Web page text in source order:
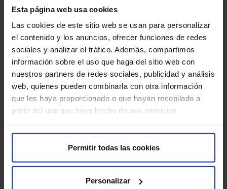
Esta página web usa cookies
Las cookies de este sitio web se usan para personalizar
el contenido y los anuncios, ofrecer funciones de redes
sociales y analizar el tráfico. Además, compartimos
información sobre el uso que haga del sitio web con
nuestros partners de redes sociales, publicidad y análisis
web, quienes pueden combinarla con otra información
que les haya proporcionado o que hayan recopilado a
partir del uso que haya hecho de sus servicios.
Permitir todas las cookies
Personalizar
desenvolupar-se nòduls subcutanis.
Obstrucció del catèter:
el catèter pot obstruir-se,
cosa que impedeix l’administració del medicament.
Problemes amb la bomba:poden ocórrer problemes
amb la bomba d’infusió, com l’esgotament de la
bateria o el mal funcionament del dispositiu.
efectes secundaris relacionats amb el medicament
que s’està administrant, com nàusees, vòmits, marejos
Perquè la teva prova es desenvolupi sense contratemps,